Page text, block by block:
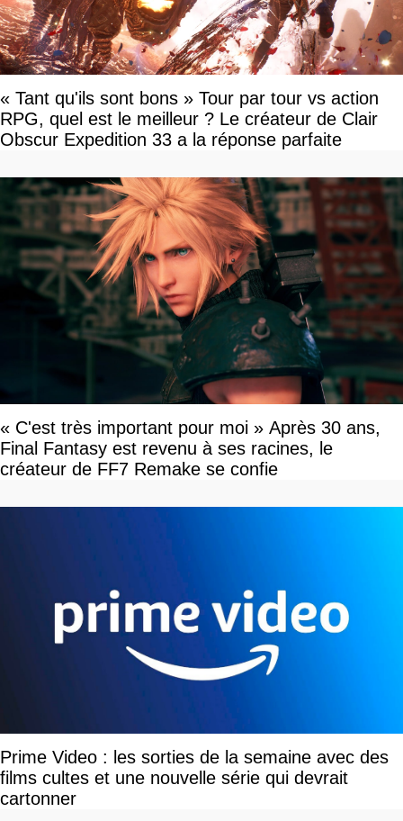
« Tant qu'ils sont bons » Tour par tour vs action
RPG, quel est le meilleur ? Le créateur de Clair
Obscur Expedition 33 a la réponse parfaite
« C'est très important pour moi » Après 30 ans,
Final Fantasy est revenu à ses racines, le
créateur de FF7 Remake se confie
Prime Video : les sorties de la semaine avec des
films cultes et une nouvelle série qui devrait
cartonner